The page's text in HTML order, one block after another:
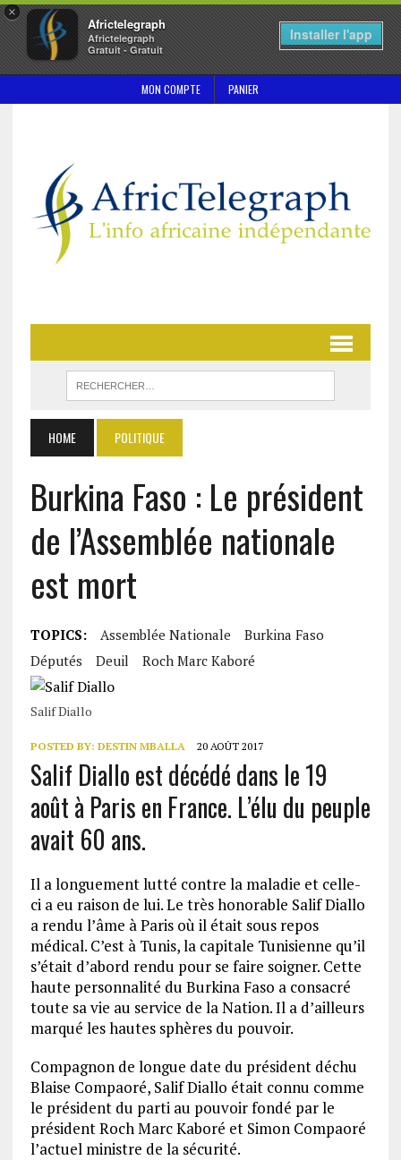
×
Africtelegraph
Africtelegraph
Gratuit - Gratuit
Installer l'app
MON COMPTE PANIER
HOME POLITIQUE
Burkina Faso : Le président
de l’Assemblée nationale
est mort
TOPICS: Assemblée Nationale
Burkina Faso
Députés
Deuil Roch Marc Kaboré
Salif Diallo
POSTED BY: DESTIN MBALLA 20 AOÛT 2017
Salif Diallo est décédé dans le 19
août à Paris en France. L’élu du peuple
avait 60 ans.
Il a longuement lutté contre la maladie et celle-
ci a eu raison de lui. Le très honorable Salif Diallo
a rendu l’âme à Paris où il était sous repos
médical. C’est à Tunis, la capitale Tunisienne qu’il
s’était d’abord rendu pour se faire soigner. Cette
haute personnalité du Burkina Faso a consacré
toute sa vie au service de la Nation. Il a d’ailleurs
marqué les hautes sphères du pouvoir.
Compagnon de longue date du président déchu
Blaise Compaoré, Salif Diallo était connu comme
le président du parti au pouvoir fondé par le
président Roch Marc Kaboré et Simon Compaoré
l’actuel ministre de la sécurité.